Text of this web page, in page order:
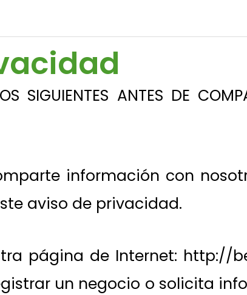
SIGUIENTES ANTES DE
información con
aviso de privacidad.
página de Internet: http://
un negocio o solicita